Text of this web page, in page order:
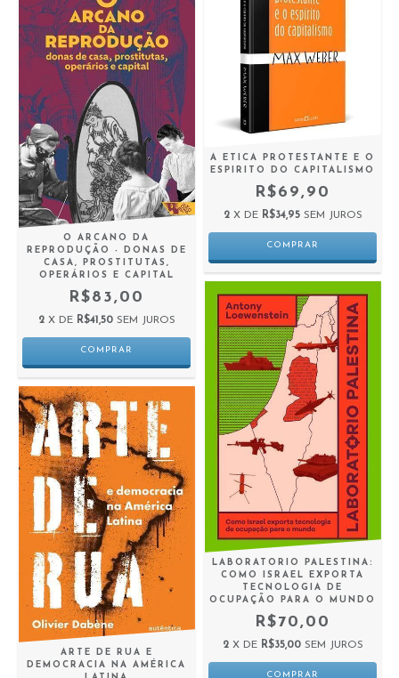
O ARCANO DA
REPRODUÇÃO - DONAS DE
CASA, PROSTITUTAS,
OPERÁRIOS E CAPITAL
R$83,00
2 X DE R$41,50 SEM JUROS
A ETICA PROTESTANTE E O
ESPIRITO DO CAPITALISMO
R$69,90
2 X DE R$34,95 SEM JUROS
ARTE DE RUA E
DEMOCRACIA NA AMÉRICA
LABORATORIO PALESTINA:
COMO ISRAEL EXPORTA
TECNOLOGIA DE
OCUPAÇÃO PARA O MUNDO
R$70,00
2 X DE R$35,00 SEM JUROS